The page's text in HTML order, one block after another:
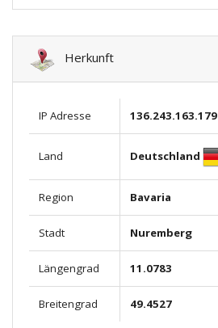
Herkunft
IP Adresse 136.243.163.179
Land Deutschland
Region Bavaria
Stadt Nuremberg
Längengrad 11.0783
Breitengrad 49.4527